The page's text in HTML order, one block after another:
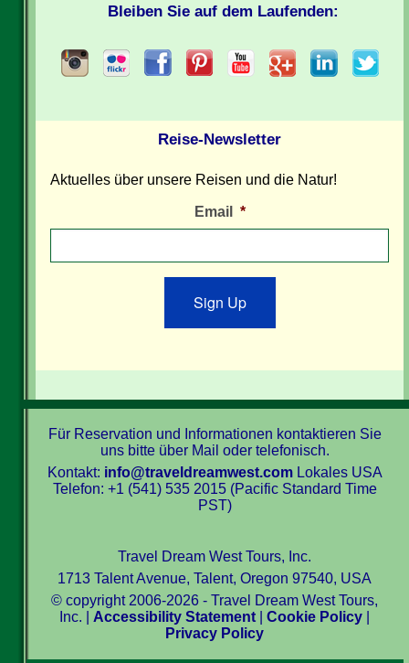
Bleiben Sie auf dem Laufenden:
Reise-Newsletter
Aktuelles über unsere Reisen und die Natur!
Email *
Sign Up
Für Reservation und Informationen kontaktieren Sie
uns bitte über Mail oder telefonisch.
Kontakt: info@traveldreamwest.comLokales USA
Telefon: +1 (541) 535 2015 (Pacific Standard Time
PST)
Travel Dream West Tours, Inc.
1713 Talent Avenue, Talent, Oregon 97540, USA
© copyright 2006-2026 - Travel Dream West Tours,
Inc. | Accessibility Statement |Cookie Policy
Privacy Policy